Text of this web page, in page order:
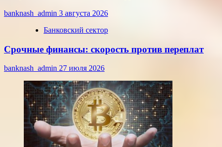
banknash_admin 3 августа 2026
Банковский сектор
Срочные финансы: скорость против переплат
banknash_admin 27 июля 2026